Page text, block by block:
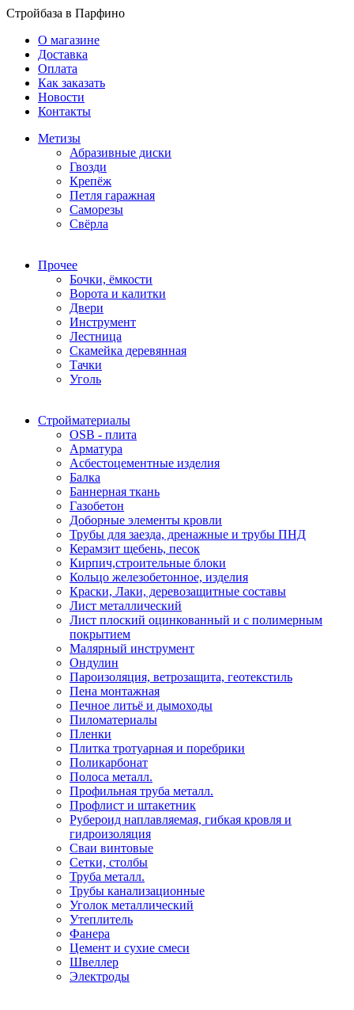
Стройбаза в Парфино
О магазине
Доставка
Оплата
Как заказать
Новости
Контакты
Метизы
Абразивные диски
Гвозди
Крепёж
Петля гаражная
Саморезы
Свёрла
Прочее
Бочки, ёмкости
Ворота и калитки
Двери
Инструмент
Лестница
Скамейка деревянная
Тачки
Уголь
Стройматериалы
OSB - плита
Арматура
Асбестоцементные изделия
Балка
Баннерная ткань
Газобетон
Доборные элементы кровли
Трубы для заезда, дренажные и трубы ПНД
Керамзит щебень, песок
Кирпич,строительные блоки
Кольцо железобетонное, изделия
Краски, Лаки, деревозащитные составы
Лист металлический
Лист плоский оцинкованный и с полимерным
покрытием
Малярный инструмент
Ондулин
Пароизоляция, ветрозащита, геотекстиль
Пена монтажная
Печное литьё и дымоходы
Пиломатериалы
Пленки
Плитка тротуарная и поребрики
Поликарбонат
Полоса металл.
Профильная труба металл.
Профлист и штакетник
Рубероид наплавляемая, гибкая кровля и
гидроизоляция
Сваи винтовые
Сетки, столбы
Труба металл.
Трубы канализационные
Уголок металлический
Утеплитель
Фанера
Цемент и сухие смеси
Швеллер
Электроды